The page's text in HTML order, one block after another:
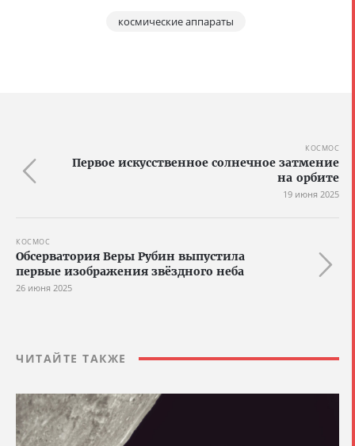
космические аппараты
КОСМОС
Первое искусственное солнечное затмение
на орбите
19 июня 2025
КОСМОС
Обсерватория Веры Рубин выпустила
первые изображения звёздного неба
26 июня 2025
ЧИТАЙТЕ ТАКЖЕ